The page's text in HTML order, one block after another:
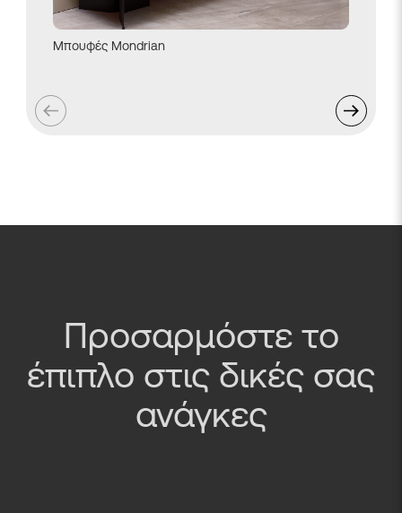
Μπουφές Mondrian
Προσαρμόστε το
έπιπλο στις δικές σας
ανάγκες